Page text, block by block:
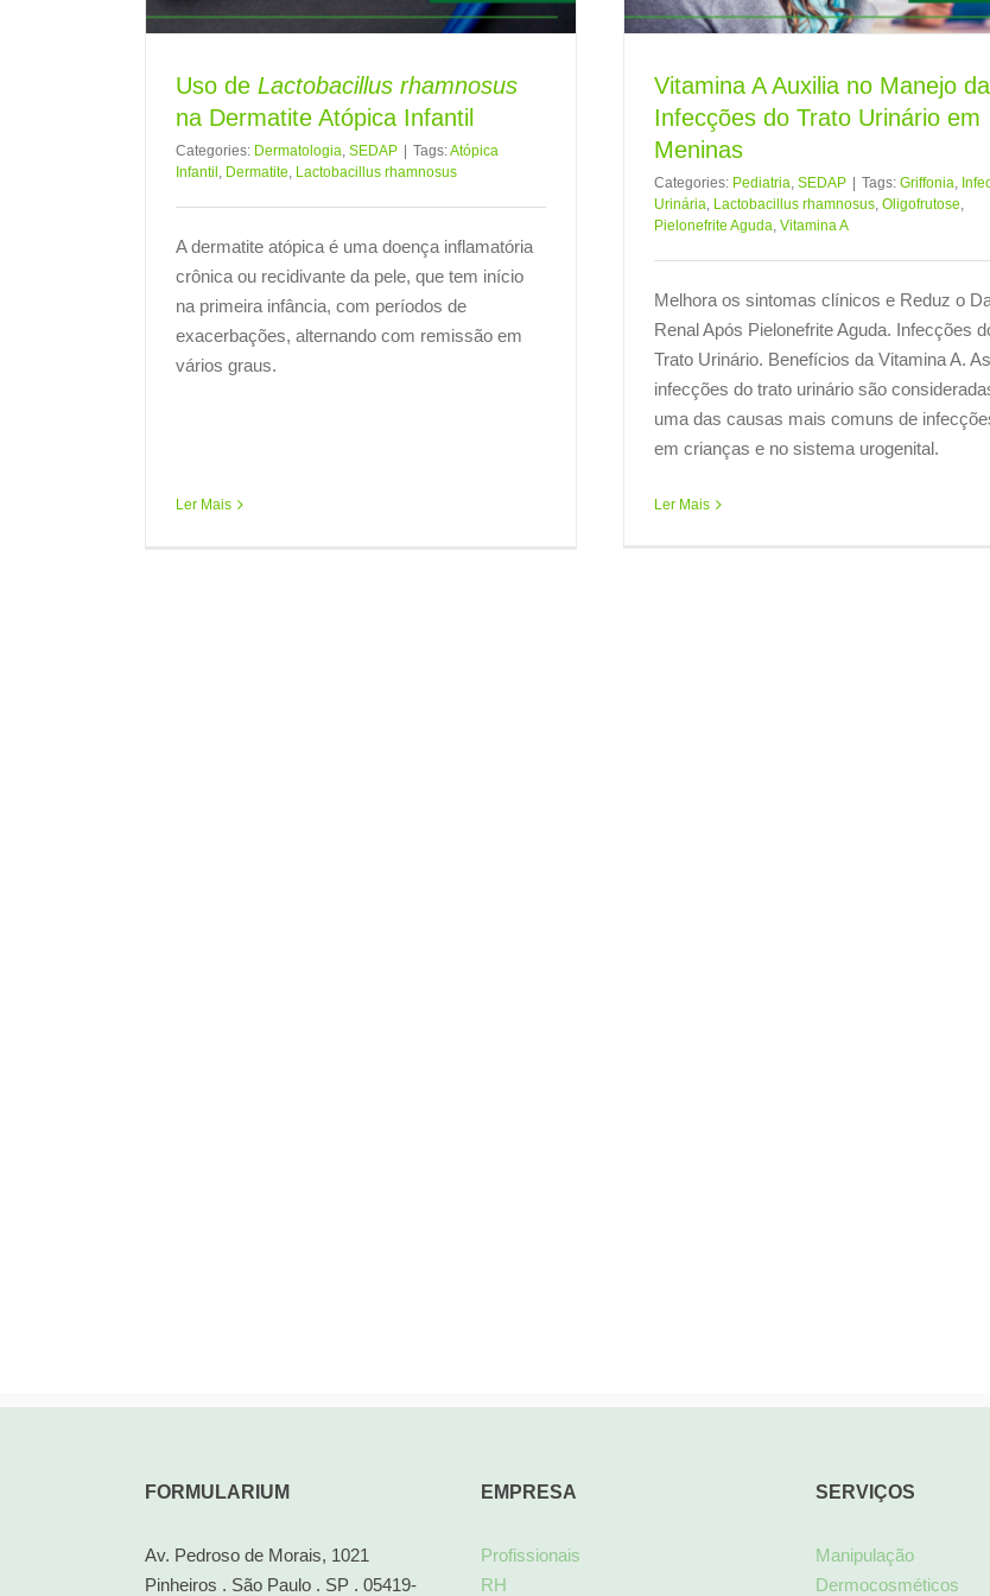
Uso de Lactobacillus rhamnosus
na Dermatite Atópica Infantil
Categories: Dermatologia SEDAP | Tags:Atópica
Infantil Dermatite Lactobacillus rhamnosus
A dermatite atópica é uma doença inflamatória
crônica ou recidivante da pele, que tem início
na primeira infância, com períodos de
exacerbações, alternando com remissão em
vários graus.
Ler Mais
Vitamina A Auxilia no Manejo
Infecções do Trato Urinário em
Meninas
Categories: Pediatria SEDAP | Tags: Griffonia
Urinária Lactobacillus rhamnosus Oligofrutose
Pielonefrite Aguda Vitamina A
Melhora os sintomas clínicos e Reduz o
Renal Após Pielonefrite Aguda. Infecções
Trato Urinário. Benefícios da Vitamina A. As
infecções do trato urinário são
uma das causas mais comuns de
em crianças e no sistema urogenital.
Ler Mais
FORMULARIUM
Av. Pedroso de Morais, 1021
Pinheiros . São Paulo . SP . 05419-
EMPRESA
Profissionais
RH
SERVIÇOS
Manipulação
Dermocosméticos